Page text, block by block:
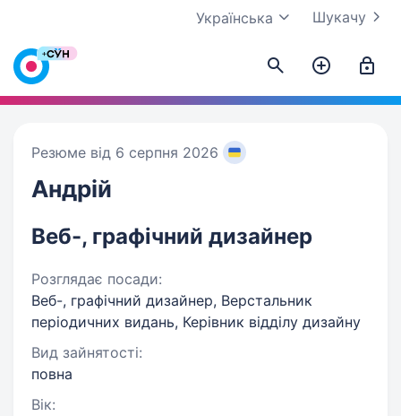
Шукачу
Українська
Резюме від 6 серпня 2026
Андрій
Веб-, графічний дизайнер
Розглядає посади:
Веб-, графічний дизайнер, Верстальник
періодичних видань, Керівник відділу дизайну
Вид зайнятості:
повна
Вік: